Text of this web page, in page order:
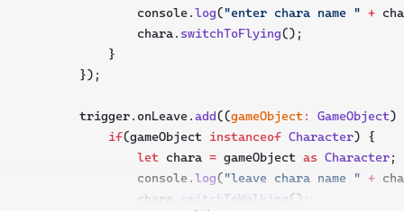
                console.
log("enter chara name " +
                chara.
switchToFlying();
            }
        });
        trigger.onLeave.
add((gameObject : GameObject)
if(gameObject instanceof Character) {
let chara = gameObject as Character;
                console.
log("leave chara name " +
                chara.
switchToWalking();